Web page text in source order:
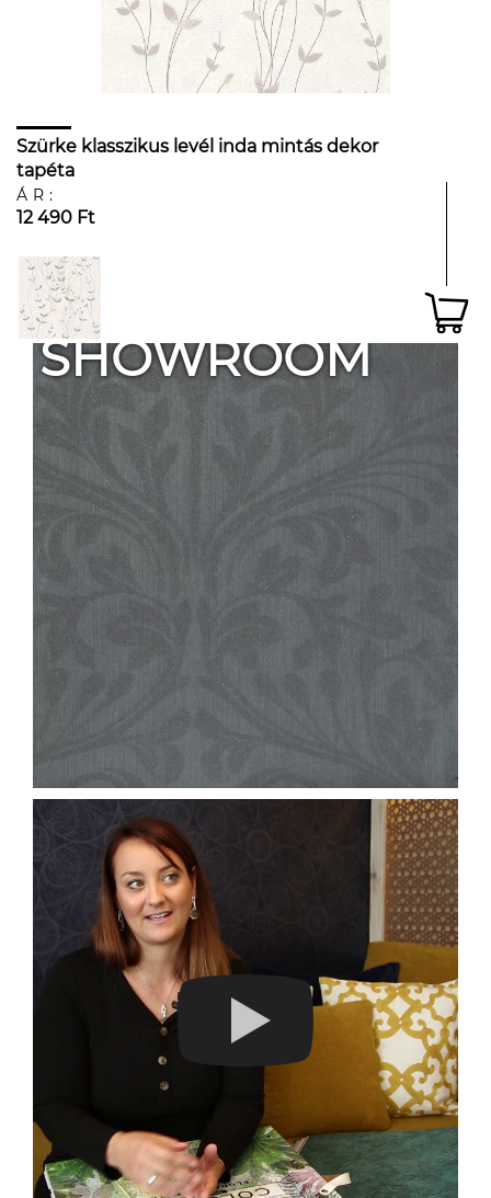
Szürke klasszikus levél inda mintás dekor
tapéta
ÁR:
12 490 Ft
SHOWROOM